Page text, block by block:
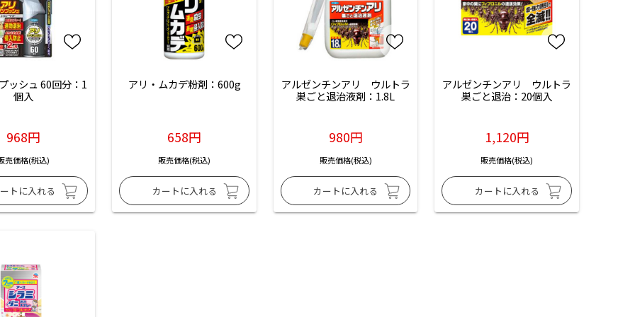
ッシュ 60回分：1
個入
968円
売価格(税込)
アリ・ムカデ粉剤：600g
658円
販売価格(税込)
アルゼンチンアリ　ウルトラ
巣ごと退治液剤：1.8L
980円
販売価格(税込)
アルゼンチンアリ　ウルトラ
巣ごと退治：20個入
1,120円
販売価格(税込)